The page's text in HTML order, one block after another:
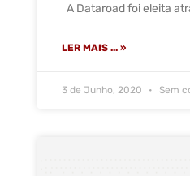
A Dataroad foi eleita
LER MAIS ... »
3 de Junho, 2020 Sem